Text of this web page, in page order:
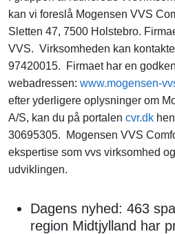
kan vi foreslå Mogensen VVS
Sletten 47, 7500 Holstebro.
VVS. Virksomheden kan
97420015. Firmaet har en
webadressen: www.mogensen-
efter yderligere oplysninger om
A/S, kan du på portalen cvr.dk
30695305. Mogensen VVS
ekspertise som vvs virksomhed
udviklingen.
Dagens nyhed: 463
region Midtjylland har